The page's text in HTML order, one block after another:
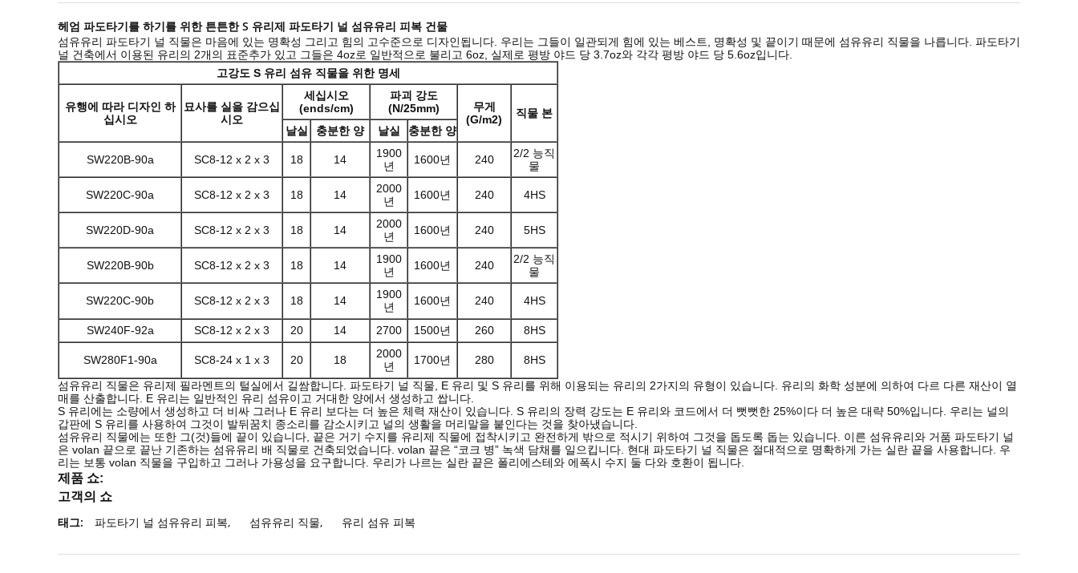
헤엄 파도타기를 하기를 위한 튼튼한 S 유리제 파도타기 널 섬유유리 피복 건물
섬유유리 파도타기 널 직물은 마음에 있는 명확성 그리고 힘의 고수준으로 디자인됩니다. 우리는 그들이 일관되게 힘에 있는 베스트, 명확성 및 끝이기 때문에 섬유유리 직물을 나릅니다. 파도타기
널 건축에서 이용된 유리의 2개의 표준추가 있고 그들은 4oz로 일반적으로 불리고 6oz, 실제로 평방 야드 당 3.7oz와 각각 평방 야드 당 5.6oz입니다.
고강도 S 유리 섬유 직물을 위한 명세
유행에 따라 디자인 하
십시오
묘사를 실을 감으십
시오
세십시오
(ends/cm)
파괴 강도
(N/25mm)
무게
(G/m2)
직물 본
날실
충분한 양 날실 충분한 양
SW220B-90a SC8-12 x 2 x 3 18 14
1900
년
1600년 240
2/2 능직
물
SW220C-90a SC8-12 x 2 x 3 18 14
2000
년
1600년 240 4HS
SW220D-90a SC8-12 x 2 x 3 18 14
2000
년
1600년 240 5HS
SW220B-90b SC8-12 x 2 x 3 18 14
1900
년
1600년 240
2/2 능직
물
SW220C-90b SC8-12 x 2 x 3 18 14
1900
년
1600년 240 4HS
SW240F-92a SC8-12 x 2 x 3 20 14 2700 1500년 260 8HS
SW280F1-90a SC8-24 x 1 x 3 20 18
2000
년
1700년 280
8HS
섬유유리 직물은 유리제 필라멘트의 털실에서 길쌈합니다. 파도타기 널 직물, E 유리 및 S 유리를 위해 이용되는 유리의 2가지의 유형이 있습니다. 유리의 화학 성분에 의하여 다르 다른 재산이 열
매를 산출합니다. E 유리는 일반적인 유리 섬유이고 거대한 양에서 생성하고 쌉니다.
S 유리에는 소량에서 생성하고 더 비싸 그러나 E 유리 보다는 더 높은 체력 재산이 있습니다. S 유리의 장력 강도는 E 유리와 코드에서 더 뻣뻣한 25%이다 더 높은 대략 50%입니다. 우리는 널의
갑판에 S 유리를 사용하여 그것이 발뒤꿈치 종소리를 감소시키고 널의 생활을 머리말을 붙인다는 것을 찾아냈습니다.
섬유유리 직물에는 또한 그(것)들에 끝이 있습니다, 끝은 거기 수지를 유리제 직물에 접착시키고 완전하게 밖으로 적시기 위하여 그것을 돕도록 돕는 있습니다. 이른 섬유유리와 거품 파도타기 널
은 volan 끝으로 끝난 기존하는 섬유유리 배 직물로 건축되었습니다. volan 끝은 “코크 병” 녹색 담채를 일으킵니다. 현대 파도타기 널 직물은 절대적으로 명확하게 가는 실란 끝을 사용합니다. 우
리는 보통 volan 직물을 구입하고 그러나 가용성을 요구합니다. 우리가 나르는 실란 끝은 폴리에스테와 에폭시 수지 둘 다와 호환이 됩니다.
제품 쇼:
고객의 쇼
태그: 파도타기 널 섬유유리 피복, 섬유유리 직물, 유리 섬유 피복